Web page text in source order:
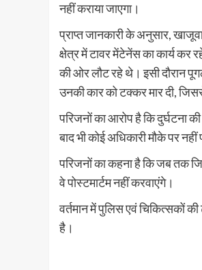
नहीं कराया जाएगा।
प्राप्त जानकारी के अनुसार,
क्षेत्र में टावर मेंटेनेंस का कार्य कर
की ओर लौट रहे थे। इसी दौरान
उनकी कार को टक्कर मार दी,
परिजनों का आरोप है कि दुर्घटना
बाद भी कोई अधिकारी मौके पर
परिजनों का कहना है कि जब तक
वे पोस्टमार्टम नहीं करवाएंगे।
वर्तमान में पुलिस एवं चिकित्सकों
है।